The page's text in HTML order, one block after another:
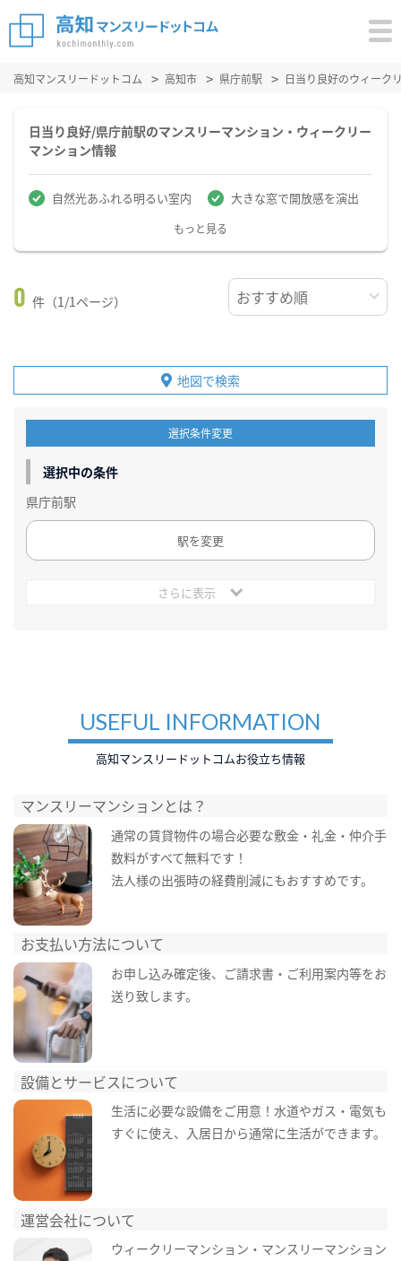
高知マンスリードットコム 高知市 県庁前駅 日当り良好のウィーク
日当り良好/県庁前駅のマンスリーマンション・ウィークリー
マンション情報
自然光あふれる明るい室内 大きな窓で開放感を演出
もっと見る
0 件（1/1ページ）
地図で検索
選択条件変更
選択中の条件
県庁前駅
駅を変更
さらに表示
USEFUL INFORMATION
高知マンスリードットコムお役立ち情報
マンスリーマンションとは？
通常の賃貸物件の場合必要な敷金・礼金・仲介手
数料がすべて無料です！
法人様の出張時の経費削減にもおすすめです。
お支払い方法について
お申し込み確定後、ご請求書・ご利用案内等をお
送り致します。
設備とサービスについて
生活に必要な設備をご用意！水道やガス・電気も
すぐに使え、入居日から通常に生活ができます。
運営会社について
ウィークリーマンション・マンスリーマンション